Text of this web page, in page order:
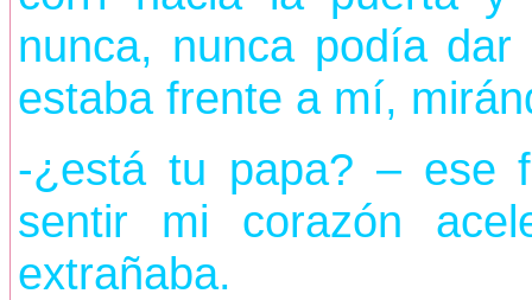
nunca, nunca podía
estaba frente a mí,
-¿está tu papa? – ese
sentir mi corazón
extrañaba.